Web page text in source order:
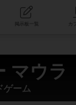
コミュニティ 掲
マウラ
ゲーム